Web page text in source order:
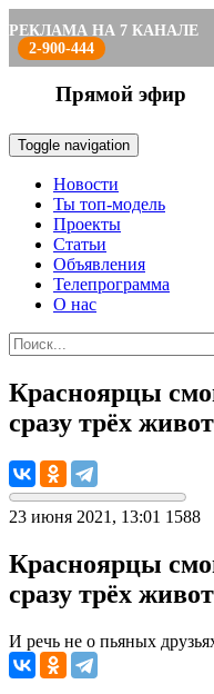
РЕКЛАМА НА 7 КАНАЛЕ
2-900-444
Прямой эфир
Toggle navigation
Новости
Ты топ-модель
Проекты
Статьи
Объявления
Телепрограмма
О нас
Красноярцы
сразу трёх
23 июня 2021, 13:01 1588
Красноярцы
сразу трёх
И речь не о пьяных